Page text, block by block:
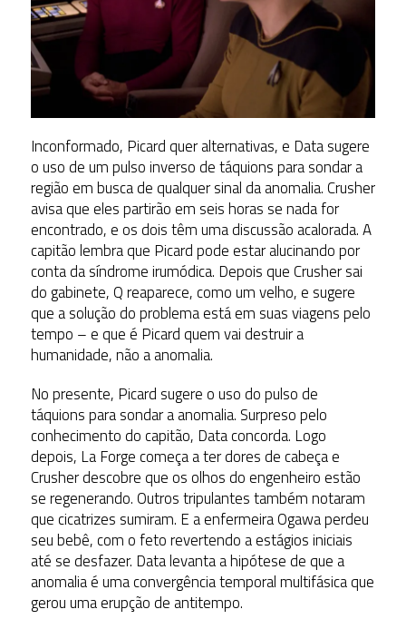
Inconformado, Picard quer alternativas, e Data sugere
o uso de um pulso inverso de táquions para sondar a
região em busca de qualquer sinal da anomalia. Crusher
avisa que eles partirão em seis horas se nada for
encontrado, e os dois têm uma discussão acalorada. A
capitão lembra que Picard pode estar alucinando por
conta da síndrome irumódica. Depois que Crusher sai
do gabinete, Q reaparece, como um velho, e sugere
que a solução do problema está em suas viagens pelo
tempo – e que é Picard quem vai destruir a
humanidade, não a anomalia.
No presente, Picard sugere o uso do pulso de
táquions para sondar a anomalia. Surpreso pelo
conhecimento do capitão, Data concorda. Logo
depois, La Forge começa a ter dores de cabeça e
Crusher descobre que os olhos do engenheiro estão
se regenerando. Outros tripulantes também notaram
que cicatrizes sumiram. E a enfermeira Ogawa perdeu
seu bebê, com o feto revertendo a estágios iniciais
até se desfazer. Data levanta a hipótese de que a
anomalia é uma convergência temporal multifásica que
gerou uma erupção de antitempo.